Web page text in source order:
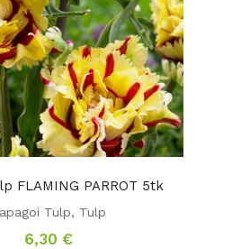
FLAMING PARROT 5tk
Tulp, Tulp
6,30 €